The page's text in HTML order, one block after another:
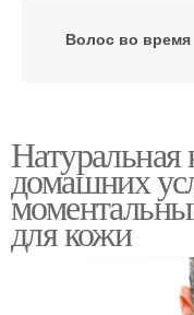
Волос во время
Осветленные
Бальзам для
Натуральная
домашних
для кожи